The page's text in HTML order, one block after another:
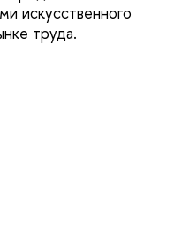
искусственного
труда.